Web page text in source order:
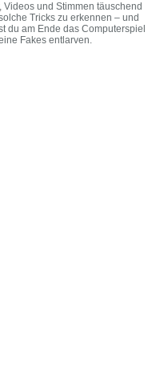
und Stimmen täuschend
Tricks zu erkennen – und
du am Ende das Computerspiel
Fakes entlarven.